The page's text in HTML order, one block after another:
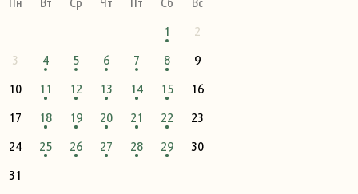
1
2
3
4 5 6 7 8
9
10
11 12 13 14 15
16
17
18 19 20 21 22
23
24
25 26 27 28 29
30
31